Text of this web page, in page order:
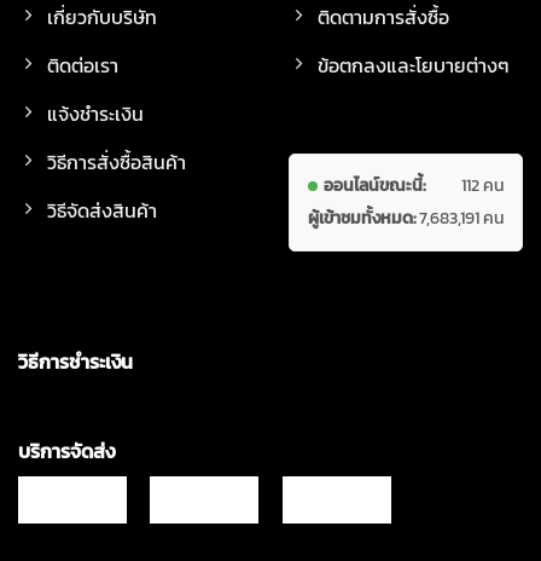
เกี่ยวกับบริษัท
ติดต่อเรา
แจ้งชำระเงิน
วิธีการสั่งซื้อสินค้า
วิธีจัดส่งสินค้า
ติดตามการสั่งซื้อ
ข้อตกลงและโยบายต่างๆ
ออนไลน์ขณะนี้:
112 คน
ผู้เข้าชมทั้งหมด:7,683,191 คน
วิธีการชำระเงิน
บริการจัดส่ง